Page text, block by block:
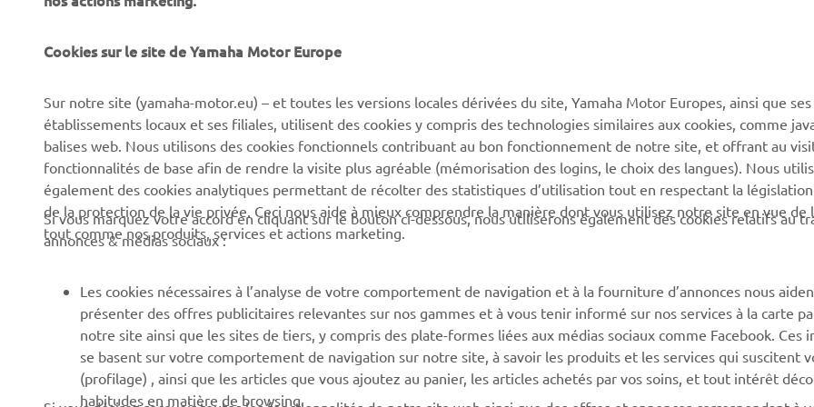
CORPORATE
Découvrez Yamaha
Événements
Press
Yamaha Motor e-brochures
Travailler chez Yamaha
Devenir revendeur
Canal d'alerte
BUSINESS
Systèmes pour vélos
électriques (VAE) Yamaha
Terrains de golf
Premiers intervenants
Robotics
Partenariats
Informations techniques
pour les réparateurs
indépendants
MyYamaha
Yamaha Music
Yamaha Racing
Yamaha Motor Global
Catalogue des pièces
Réserver un entretien
Réseau Yamaha
Gestion des déchets de
batteries
Cookies sur le site de Yamaha Motor Europe
Sur notre site (yamaha-motor.eu) – et toutes les versions locales dérivées du site, Yamaha Motor Europes, ainsi que ses
établissements locaux et ses filiales, utilisent des cookies y compris des technologies similaires aux cookies, comme
balises web. Nous utilisons des cookies fonctionnels contribuant au bon fonctionnement de notre site, et offrant au
fonctionnalités de base afin de rendre la visite plus agréable (mémorisation des logins, le choix des langues). Nous
également des cookies analytiques permettant de récolter des statistiques d’utilisation tout en respectant la
de la protection de la vie privée. Ceci nous aide à mieux comprendre la manière dont vous utilisez notre site en vue de
tout comme nos produits, services et actions marketing.
Si vous marquez votre accord en cliquant sur le bouton ci-dessous, nous utiliserons également des cookies relatifs au
annonces & médias sociaux :
Les cookies nécessaires à l’analyse de votre comportement de navigation et à la fourniture d’annonces nous
présenter des offres publicitaires relevantes sur nos gammes et à vous tenir informé sur nos services à la carte
notre site ainsi que les sites de tiers, y compris des plate-formes liées aux médias sociaux comme Facebook. Ces
se basent sur votre comportement de navigation sur notre site, à savoir les produits et les services qui suscitent
(profilage) , ainsi que les articles que vous ajoutez au panier, les articles achetés par vos soins, et tout intérêt
habitudes en matière de browsing.